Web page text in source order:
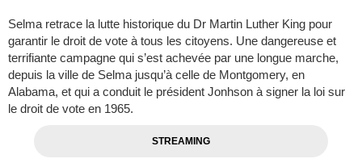
Selma retrace la lutte historique du Dr Martin Luther King pour
garantir le droit de vote à tous les citoyens. Une dangereuse et
terrifiante campagne qui s’est achevée par une longue marche,
depuis la ville de Selma jusqu’à celle de Montgomery, en
Alabama, et qui a conduit le président Jonhson à signer la loi sur
le droit de vote en 1965.
STREAMING